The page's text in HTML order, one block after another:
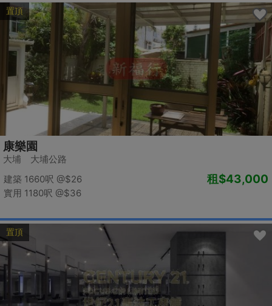
置頂
康樂園
大埔 大埔公路
建築 1660呎 @$26
實用 1180呎 @$36
租$43,000
置頂